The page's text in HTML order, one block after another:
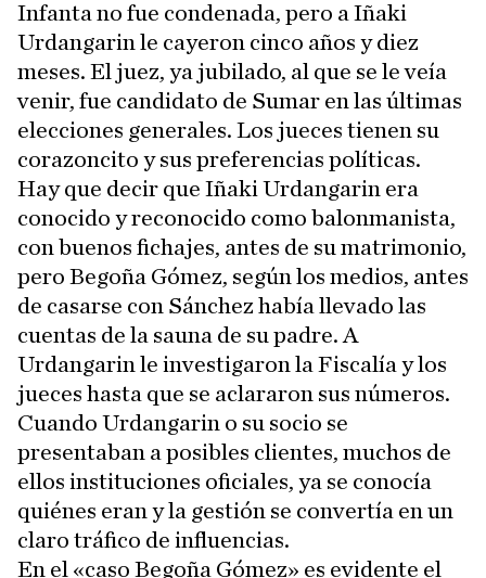
Infanta no fue condenada, pero a Iñaki
Urdangarin le cayeron cinco años y diez
meses. El juez, ya jubilado, al que se le veía
venir, fue candidato de Sumar en las últimas
elecciones generales. Los jueces tienen su
corazoncito y sus preferencias políticas.
Hay que decir que Iñaki Urdangarin era
conocido y reconocido como balonmanista,
con buenos fichajes, antes de su matrimonio,
pero Begoña Gómez, según los medios, antes
de casarse con Sánchez había llevado las
cuentas de la sauna de su padre. A
Urdangarin le investigaron la Fiscalía y los
jueces hasta que se aclararon sus números.
Cuando Urdangarin o su socio se
presentaban a posibles clientes, muchos de
ellos instituciones oficiales, ya se conocía
quiénes eran y la gestión se convertía en un
claro tráfico de influencias.
En el «caso Begoña Gómez» es evidente el